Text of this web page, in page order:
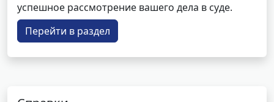
успешное рассмотрение вашего дела в суде.
Перейти в раздел